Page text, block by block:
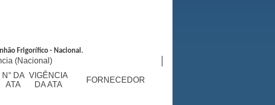
Frigorífico - Nacional.
(Nacional)
N° DA
ATA
VIGÊNCIA
DA ATA
FORNECEDOR